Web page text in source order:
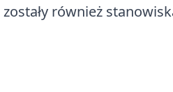
również